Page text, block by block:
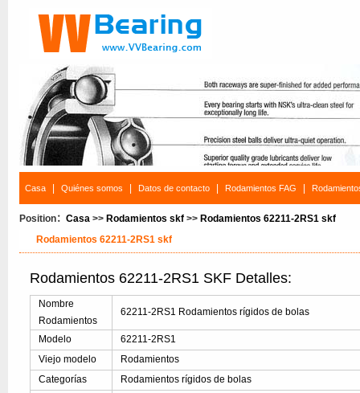
Casa Quiénes somos Datos de contacto Rodamientos FAG
Position： Casa >> Rodamientos skf >> Rodamientos 62211-2RS1 skf
Rodamientos 62211-2RS1 skf
Rodamientos 62211-2RS1 SKF Detalles:
Nombre
Rodamientos
62211-2RS1 Rodamientos rígidos de bolas
Modelo
62211-2RS1
Viejo modelo
Rodamientos
Categorías
Rodamientos rígidos de bolas